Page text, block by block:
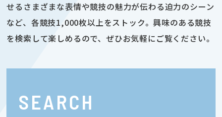
せるさまざまな表情や競技の魅力が伝わる迫力のシーン
など、各競技1,000枚以上をストック。興味のある競技
を検索して楽しめるので、ぜひお気軽にご覧ください。
SEARCH